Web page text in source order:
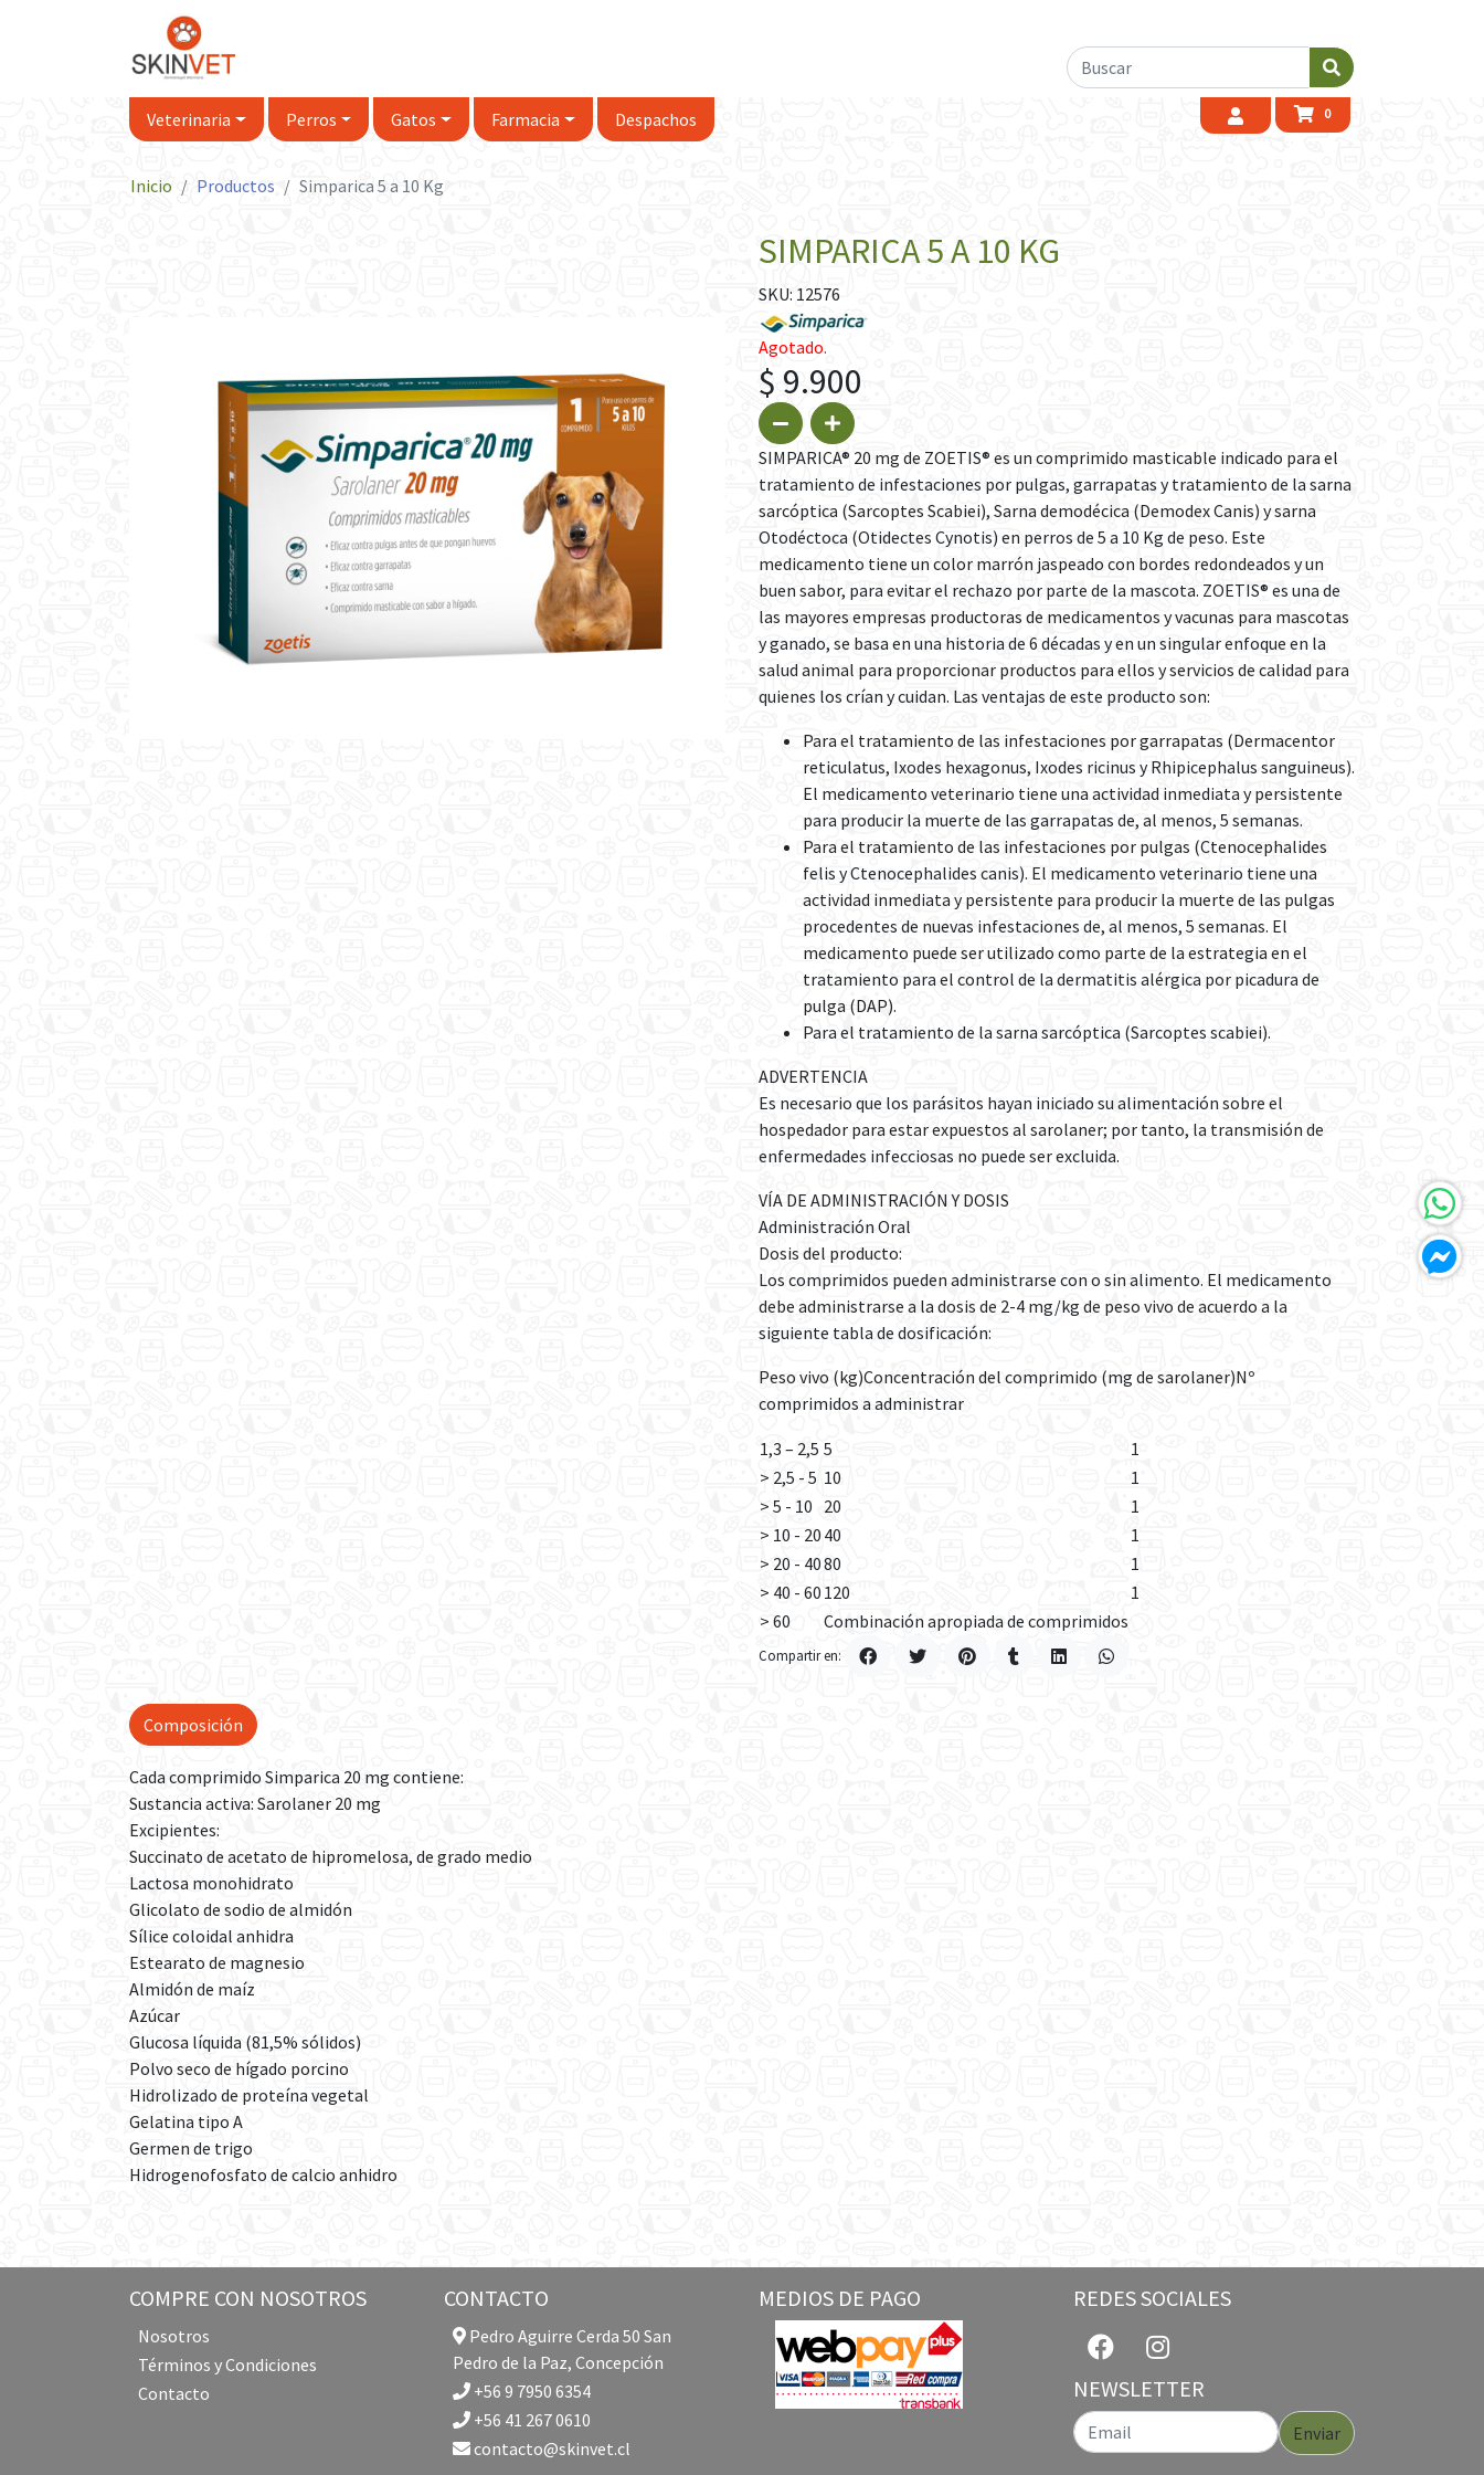
Veterinaria Perros Gatos Farmacia Despachos 0
Inicio Productos Simparica 5 a 10 Kg
SIMPARICA 5 A 10 KG
SKU: 12576
Agotado.
$ 9.900
SIMPARICA® 20 mg de ZOETIS® es un comprimido masticable indicado para el
tratamiento de infestaciones por pulgas, garrapatas y tratamiento de la sarna
sarcóptica (Sarcoptes Scabiei), Sarna demodécica (Demodex Canis) y sarna
Otodéctoca (Otidectes Cynotis) en perros de 5 a 10 Kg de peso. Este
medicamento tiene un color marrón jaspeado con bordes redondeados y un
buen sabor, para evitar el rechazo por parte de la mascota. ZOETIS® es una de
las mayores empresas productoras de medicamentos y vacunas para mascotas
y ganado, se basa en una historia de 6 décadas y en un singular enfoque en la
salud animal para proporcionar productos para ellos y servicios de calidad para
quienes los crían y cuidan. Las ventajas de este producto son:
Para el tratamiento de las infestaciones por garrapatas (Dermacentor
reticulatus, Ixodes hexagonus, Ixodes ricinus y Rhipicephalus sanguineus).
El medicamento veterinario tiene una actividad inmediata y persistente
para producir la muerte de las garrapatas de, al menos, 5 semanas.
Para el tratamiento de las infestaciones por pulgas (Ctenocephalides
felis y Ctenocephalides canis). El medicamento veterinario tiene una
actividad inmediata y persistente para producir la muerte de las pulgas
procedentes de nuevas infestaciones de, al menos, 5 semanas. El
medicamento puede ser utilizado como parte de la estrategia en el
tratamiento para el control de la dermatitis alérgica por picadura de
pulga (DAP).
Para el tratamiento de la sarna sarcóptica (Sarcoptes scabiei).
ADVERTENCIA
Es necesario que los parásitos hayan iniciado su alimentación sobre el
hospedador para estar expuestos al sarolaner; por tanto, la transmisión de
enfermedades infecciosas no puede ser excluida.
VÍA DE ADMINISTRACIÓN Y DOSIS
Administración Oral
Dosis del producto:
Los comprimidos pueden administrarse con o sin alimento. El medicamento
debe administrarse a la dosis de 2-4 mg/kg de peso vivo de acuerdo a la
siguiente tabla de dosificación:
Peso vivo (kg)Concentración del comprimido (mg de sarolaner)Nº
comprimidos a administrar
1,3 – 2,5 5
1
> 2,5 - 5 10
1
> 5 - 10 20
1
> 10 - 2040
1
> 20 - 4080
1
> 40 - 60 120
1
> 60
Combinación apropiada de comprimidos
Compartir en:
Cada comprimido Simparica 20 mg contiene:
Sustancia activa: Sarolaner 20 mg
Excipientes:
Succinato de acetato de hipromelosa, de grado medio
Lactosa monohidrato
Glicolato de sodio de almidón
Sílice coloidal anhidra
Estearato de magnesio
Almidón de maíz
Azúcar
Glucosa líquida (81,5% sólidos)
Polvo seco de hígado porcino
Hidrolizado de proteína vegetal
Gelatina tipo A
Germen de trigo
Hidrogenofosfato de calcio anhidro
Composición
COMPRE CON NOSOTROS
Nosotros
Términos y Condiciones
Contacto
CONTACTO
Pedro Aguirre Cerda 50 San
Pedro de la Paz, Concepción
+56 9 7950 6354
+56 41 267 0610
contacto@skinvet.cl
MEDIOS DE PAGO REDES SOCIALES
NEWSLETTER
Enviar